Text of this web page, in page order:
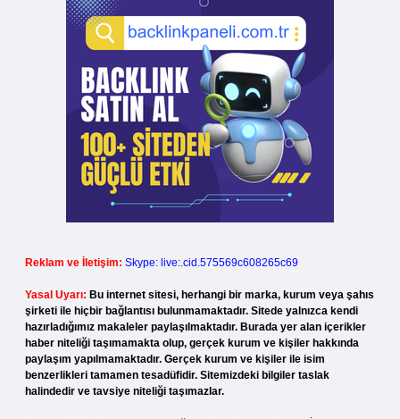
Reklam ve İletişim: Skype: live:.cid.575569c608265c69
Yasal Uyarı: Bu internet sitesi, herhangi bir marka, kurum veya şahıs
şirketi ile hiçbir bağlantısı bulunmamaktadır. Sitede yalnızca kendi
hazırladığımız makaleler paylaşılmaktadır. Burada yer alan içerikler
haber niteliği taşımamakta olup, gerçek kurum ve kişiler hakkında
paylaşım yapılmamaktadır. Gerçek kurum ve kişiler ile isim
benzerlikleri tamamen tesadüfidir. Sitemizdeki bilgiler taslak
halindedir ve tavsiye niteliği taşımazlar.